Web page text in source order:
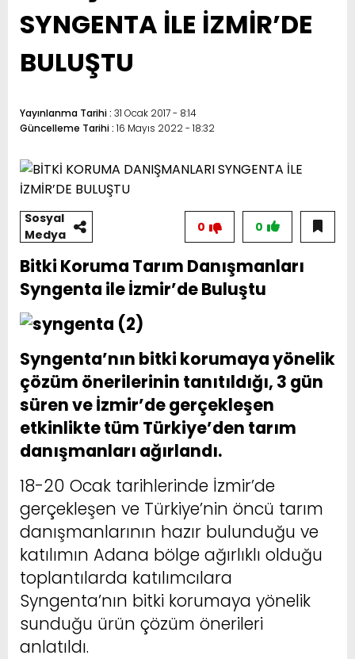
SYNGENTA İLE İZMİR’DE
BULUŞTU
Yayınlanma Tarihi : 31 Ocak 2017 - 8:14
Güncelleme Tarihi : 16 Mayıs 2022 - 18:32
Sosyal
Medya
0
0
Bitki Koruma Tarım Danışmanları
Syngenta ile İzmir’de Buluştu
Syngenta’nın bitki korumaya yönelik
çözüm önerilerinin tanıtıldığı, 3 gün
süren ve İzmir’de gerçekleşen
etkinlikte tüm Türkiye’den tarım
danışmanları ağırlandı.
18-20 Ocak tarihlerinde İzmir’de
gerçekleşen ve Türkiye’nin öncü tarım
danışmanlarının hazır bulunduğu ve
katılımın Adana bölge ağırlıklı olduğu
toplantılarda katılımcılara
Syngenta’nın bitki korumaya yönelik
sunduğu ürün çözüm önerileri
anlatıldı.